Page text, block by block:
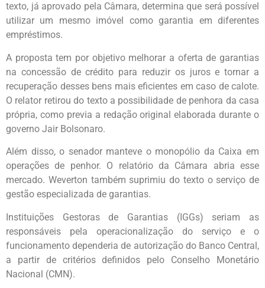
texto, já aprovado pela Câmara, determina que será possível
utilizar um mesmo imóvel como garantia em diferentes
empréstimos.
A proposta tem por objetivo melhorar a oferta de garantias
na concessão de crédito para reduzir os juros e tornar a
recuperação desses bens mais eficientes em caso de calote.
O relator retirou do texto a possibilidade de penhora da casa
própria, como previa a redação original elaborada durante o
governo Jair Bolsonaro.
Além disso, o senador manteve o monopólio da Caixa em
operações de penhor. O relatório da Câmara abria esse
mercado. Weverton também suprimiu do texto o serviço de
gestão especializada de garantias.
Instituições Gestoras de Garantias (IGGs) seriam as
responsáveis pela operacionalização do serviço e o
funcionamento dependeria de autorização do Banco Central,
a partir de critérios definidos pelo Conselho Monetário
Nacional (CMN).